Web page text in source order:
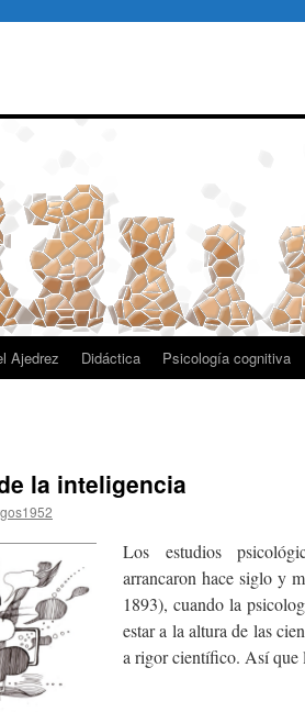
Ajedrez Didáctica Psicología cognitiva
la inteligencia
Los estudios
arrancaron hace siglo y
1893), cuando la
estar a la altura de las
a rigor científico. Así que